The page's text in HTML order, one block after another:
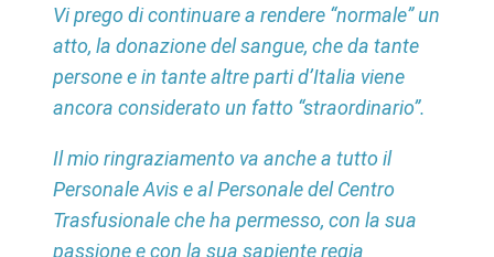
Vi prego di continuare a rendere “normale” un
atto, la donazione del sangue, che da tante
persone e in tante altre parti d’Italia viene
ancora considerato un fatto “straordinario”.
Il mio ringraziamento va anche a tutto il
Personale Avis e al Personale del Centro
Trasfusionale che ha permesso, con la sua
passione e con la sua sapiente regia